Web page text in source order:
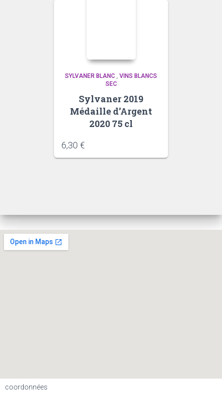
SYLVANER BLANC
VINS BLANCS
SEC
Sylvaner 2019
Médaille d’Argent
2020 75 cl
6,30 €
coordonnées